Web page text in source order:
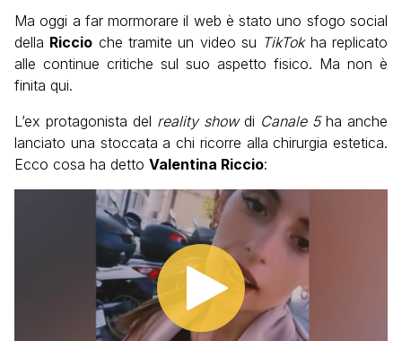
Ma oggi a far mormorare il web è stato uno sfogo social
della Riccio che tramite un video su TikTokha replicato
alle continue critiche sul suo aspetto fisico. Ma non è
finita qui.
L’ex protagonista del reality showdi Canale 5ha anche
lanciato una stoccata a chi ricorre alla chirurgia estetica.
Ecco cosa ha detto Valentina Riccio: